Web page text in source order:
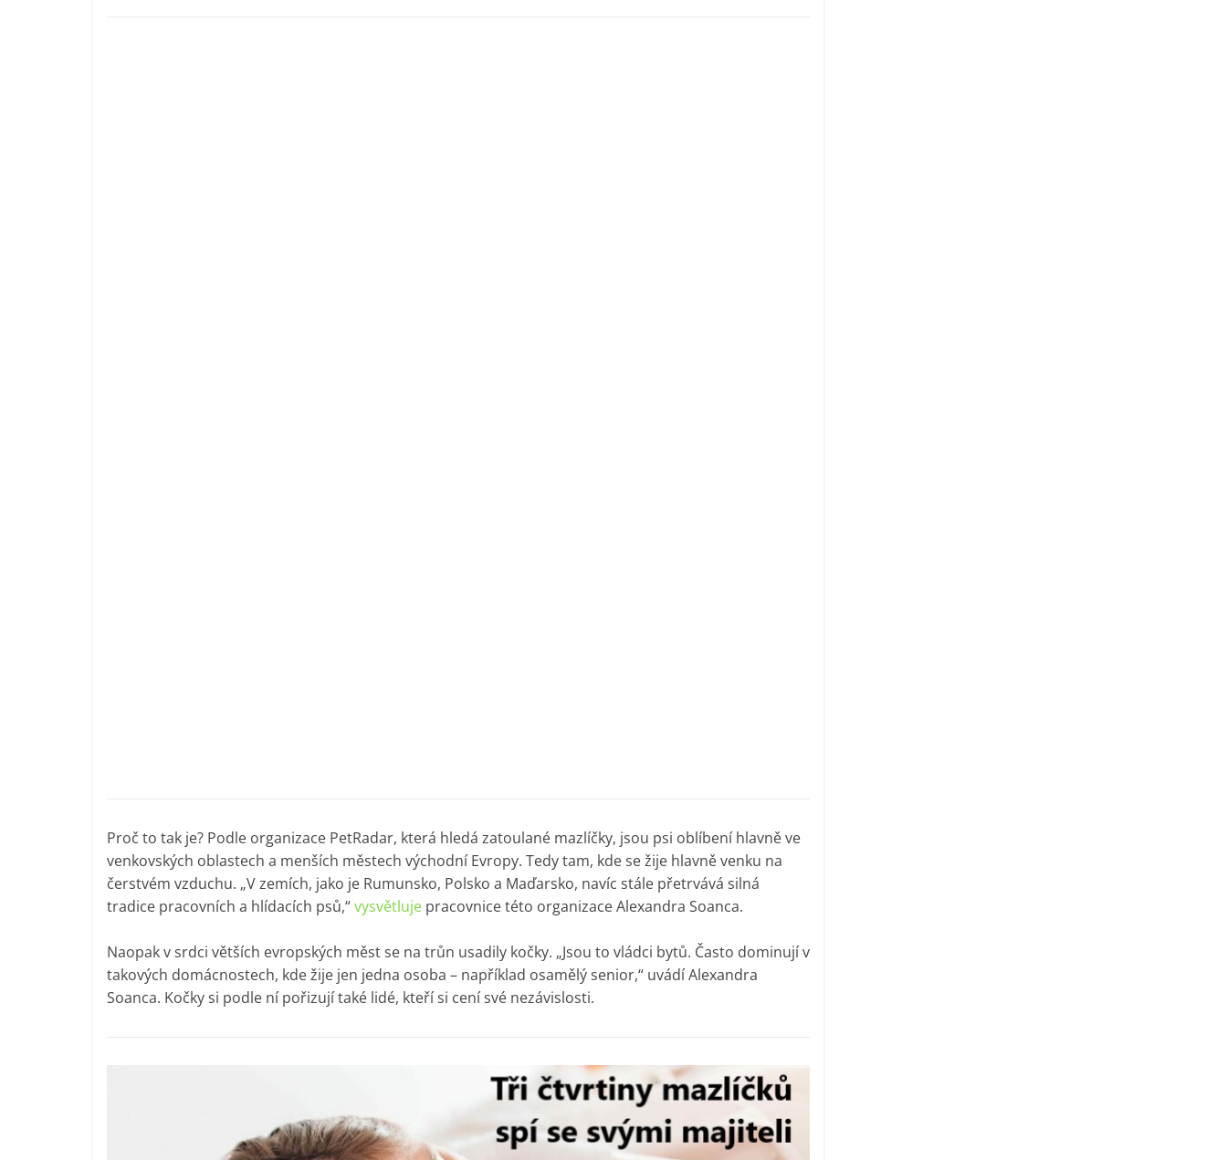
Proč to tak je? Podle organizace PetRadar, která hledá zatoulané mazlíčky, jsou psi oblíbení hlavně ve
venkovských oblastech a menších městech východní Evropy. Tedy tam, kde se žije hlavně venku na
čerstvém vzduchu. „V zemích, jako je Rumunsko, Polsko a Maďarsko, navíc stále přetrvává silná
tradice pracovních a hlídacích psů,“vysvětluje pracovnice této organizace Alexandra Soanca.
Naopak v srdci větších evropských měst se na trůn usadily kočky. „Jsou to vládci bytů. Často dominují v
takových domácnostech, kde žije jen jedna osoba – například osamělý senior,“ uvádí Alexandra
Soanca. Kočky si podle ní pořizují také lidé, kteří si cení své nezávislosti.